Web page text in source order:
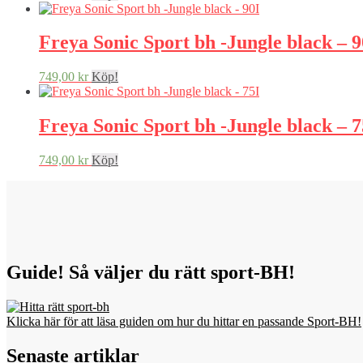
Freya Sonic Sport bh -Jungle black –
749,00 kr Köp!
Freya Sonic Sport bh -Jungle black –
749,00 kr Köp!
Guide! Så väljer du rätt sport-BH!
Klicka här för att läsa guiden om hur du hittar en passande Sport-BH!
Senaste artiklar